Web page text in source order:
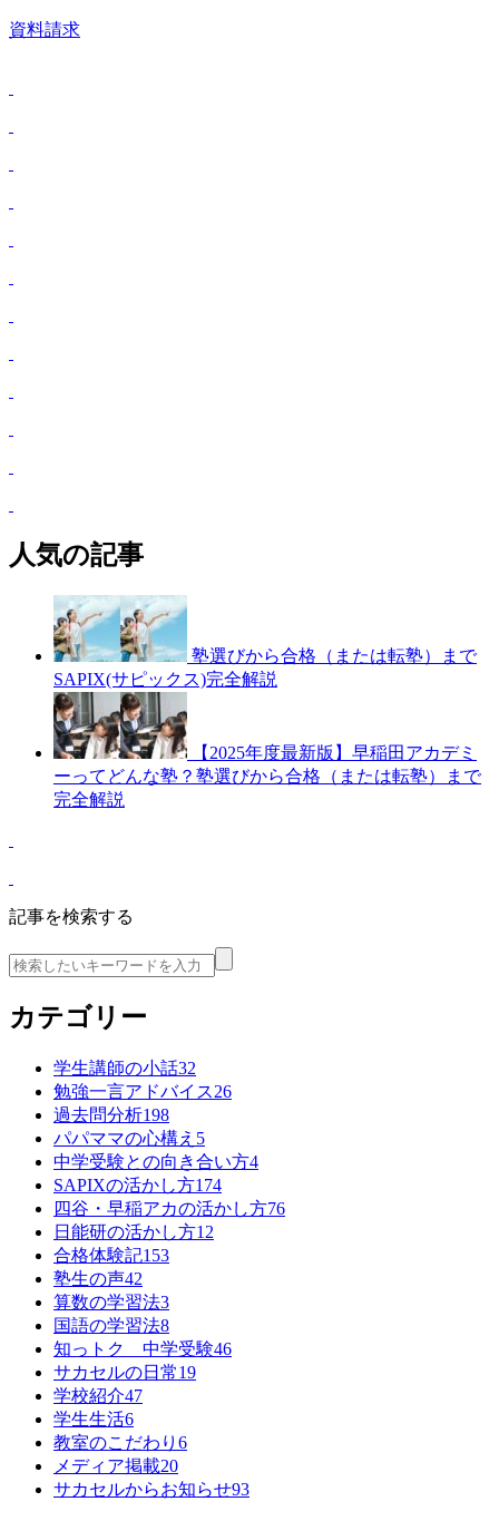
資料請求
人気の記事
塾選びから合格（または転塾）まで
SAPIX(サピックス)完全解説
【2025年度最新版】早稲田アカデミ
ーってどんな塾？塾選びから合格（または転塾）まで
完全解説
記事を検索する
カテゴリー
学生講師の小話32
勉強一言アドバイス26
過去問分析198
パパママの心構え 5
中学受験との向き合い方4
SAPIXの活かし方174
四谷・早稲アカの活かし方76
日能研の活かし方12
合格体験記153
塾生の声42
算数の学習法3
国語の学習法8
知っトク 中学受験46
サカセルの日常19
学校紹介47
学生生活6
教室のこだわり 6
メディア掲載20
サカセルからお知らせ93